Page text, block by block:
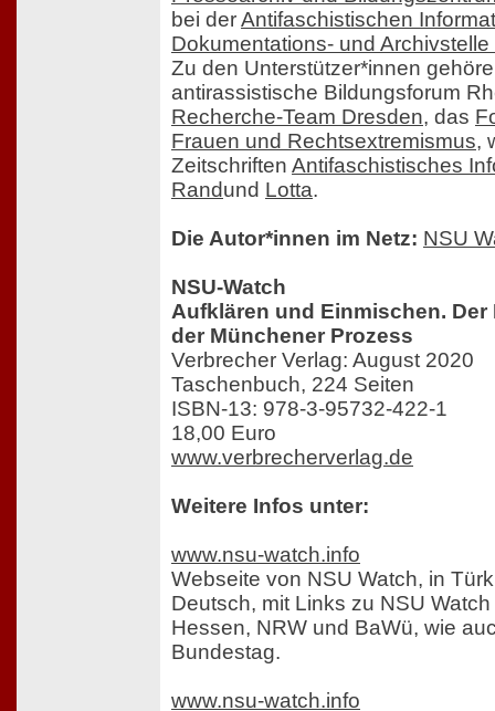
bei derAntifaschistischen
Dokumentations- und
Zu den Unterstützer*innen
antirassistische Bildungsforum
Recherche-Team Dresden, das
Frauen und Rechtsextremismus,
Zeitschriften Antifaschistisches
Randund Lotta.
Die Autor*innen im Netz: NSU
NSU-Watch
Aufklären und Einmischen. Der
der Münchener Prozess
Verbrecher Verlag: August 2020
Taschenbuch, 224 Seiten
ISBN-13: 978-3-95732-422-1
18,00 Euro
www.verbrecherverlag.de
Weitere Infos unter:
www.nsu-watch.info
Webseite von NSU Watch, in
Deutsch, mit Links zu NSU
Hessen, NRW und BaWü, wie
Bundestag.
www.nsu-watch.info